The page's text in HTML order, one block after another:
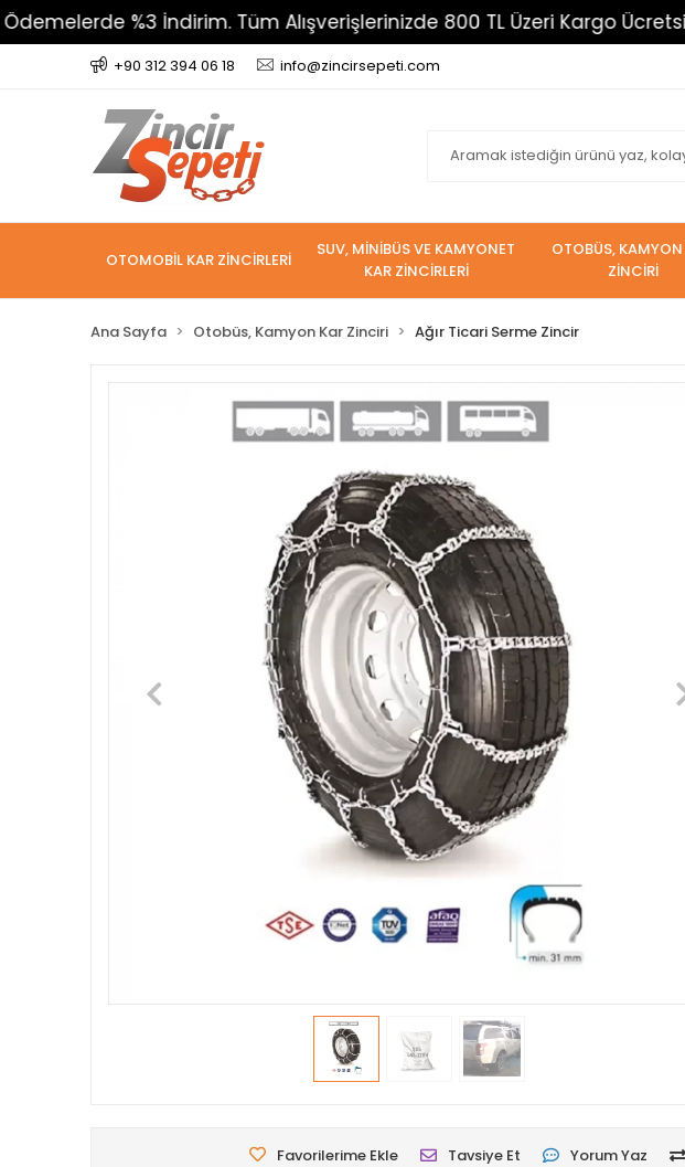
%3 İndirim. Tüm Alışverişlerinizde 800 TL Üzeri Kargo Ücretsiz
+90 312 394 06 18 info@zincirsepeti.com
OTOMOBİL KAR ZİNCİRLERİ
SUV, MİNİBÜS VE KAMYONET
KAR ZİNCİRLERİ
OTOBÜS, KAMYON
ZİNCİRİ
Ana Sayfa Otobüs, Kamyon Kar Zinciri Ağır Ticari Serme Zincir
Favorilerime Ekle Tavsiye Et Yorum Yaz